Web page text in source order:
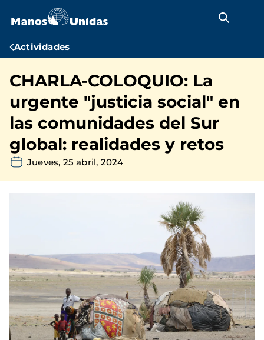
contenido
Ruta
navegación
Actividades
CHARLA-COLOQUIO: La
urgente "justicia social" en
las comunidades del Sur
global: realidades y retos
Jueves, 25 abril, 2024